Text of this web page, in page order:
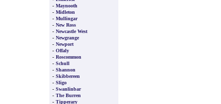
- Maynooth
- Midleton
- Mullingar
- New Ross
- Newcastle West
- Newgrange
- Newport
- Offaly
- Roscommon
- Schull
- Shannon
- Skibbereen
- Sligo
- Swanlinbar
- The Burren
- Tipperary